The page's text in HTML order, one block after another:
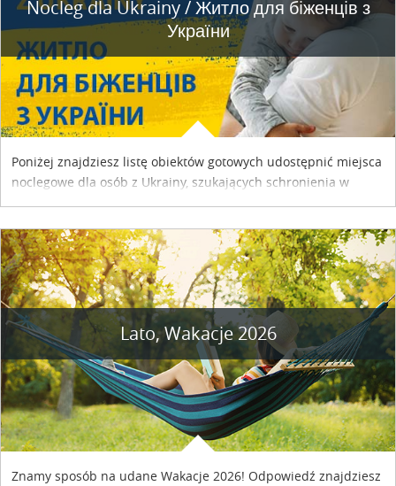
Nocleg dla Ukrainy / Житло для бiженцiв з
України
Poniżej znajdziesz listę obiektów gotowych udostępnić miejsca
noclegowe dla osób z Ukrainy, szukających schronienia w
Lato, Wakacje 2026
Znamy sposób na udane Wakacje 2026! Odpowiedź znajdziesz